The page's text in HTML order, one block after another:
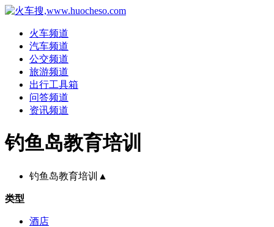
火车频道
汽车频道
公交频道
旅游频道
出行工具箱
问答频道
资讯频道
钓鱼岛教育培训
钓鱼岛教育培训 ▲
类型
酒店